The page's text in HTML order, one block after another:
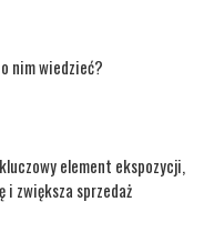
nim wiedzieć?
element ekspozycji,
zwiększa sprzedaż